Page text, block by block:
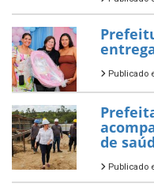
Publicado
de
Publicado